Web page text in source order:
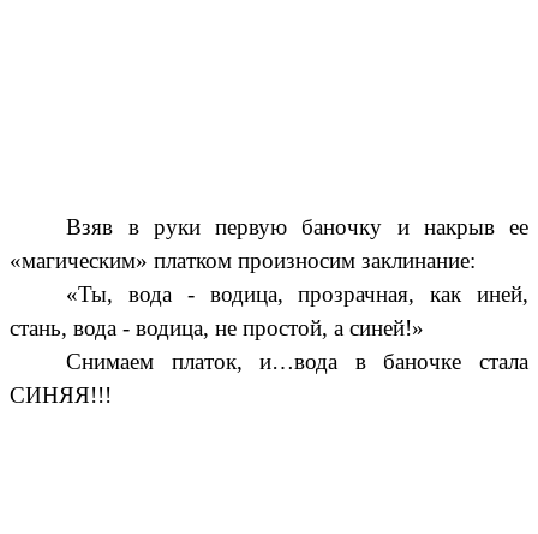
Взяв в руки первую баночку и накрыв ее
«магическим» платком произносим заклинание:
«Ты, вода - водица, прозрачная, как иней,
стань, вода - водица, не простой, а синей!»
Снимаем платок, и…вода в баночке стала
СИНЯЯ!!!